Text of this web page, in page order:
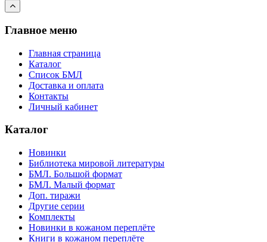
Главное меню
Главная страница
Каталог
Список БМЛ
Доставка и оплата
Контакты
Личный кабинет
Каталог
Новинки
Библиотека мировой литературы
БМЛ. Большой формат
БМЛ. Малый формат
Доп. тиражи
Другие серии
Комплекты
Новинки в кожаном переплёте
Книги в кожаном переплёте